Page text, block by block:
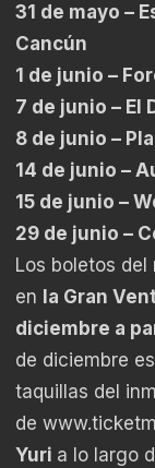
31 de mayo –
Cancún
1 de junio –
7 de junio – El
8 de junio –
14 de junio –
15 de junio –
29 de junio –
Los boletos
en la Gran
diciembre a
de diciembre
taquillas del
de
Yuri a lo largo